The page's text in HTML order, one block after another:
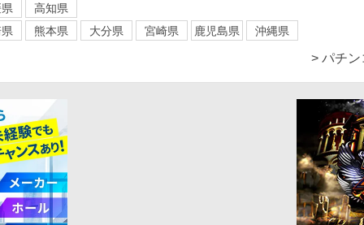
高知県
熊本県 大分県 宮崎県 鹿児島県 沖縄県
> パチ